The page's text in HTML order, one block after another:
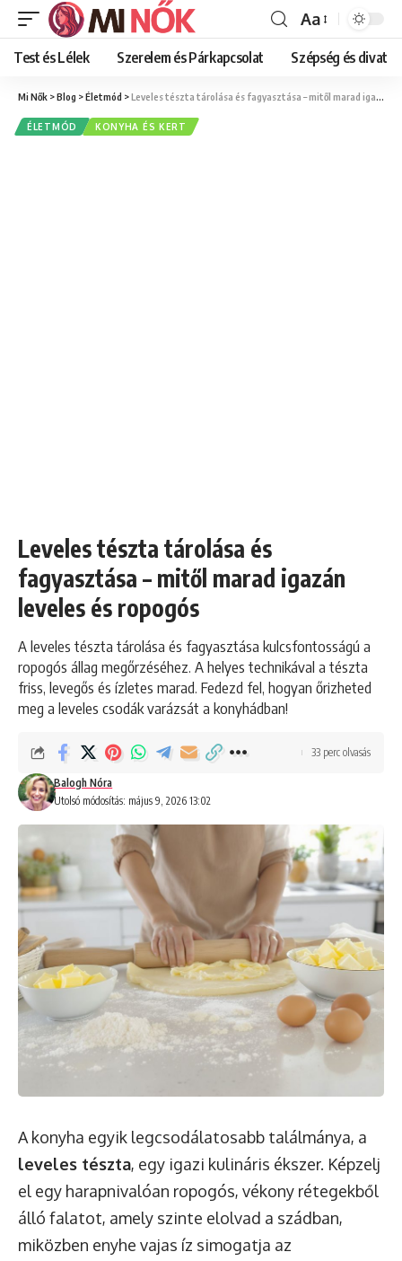
Font
Resizer
Aa
Test és Lélek Szerelem és Párkapcsolat Szépség és divat
Mi Nők >Blog >Életmód >Leveles tészta tárolása és fagyasztása – mitől marad igazán leveles és ropogós
ÉLETMÓD KONYHA ÉS KERT
Leveles tészta tárolása és
fagyasztása – mitől marad igazán
leveles és ropogós
A leveles tészta tárolása és fagyasztása kulcsfontosságú a
ropogós állag megőrzéséhez. A helyes technikával a tészta
friss, levegős és ízletes marad. Fedezd fel, hogyan őrizheted
meg a leveles csodák varázsát a konyhádban!
Utolsó módosítás: május 9, 2026 13:02
Balogh Nóra
33 perc olvasás
A konyha egyik legcsodálatosabb találmánya, a
leveles tészta, egy igazi kulináris ékszer. Képzelj
el egy harapnivalóan ropogós, vékony rétegekből
álló falatot, amely szinte elolvad a szádban,
miközben enyhe vajas íz simogatja az